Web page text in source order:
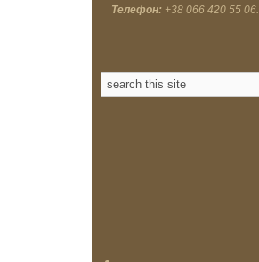
Телефон: +38 066 420 55 06.